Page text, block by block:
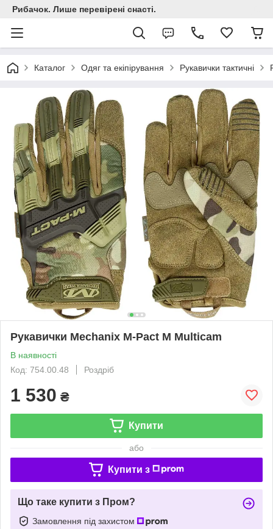
Рибачок. Лише перевірені снасті.
Каталог Одяг та екіпірування Рукавички тактичні
Рукавички Mechanix M-Pact M Multicam
В наявності
Код: 754.00.48
Роздріб
1 530 ₴
Купити
або
Купити з
Що таке купити з Пром?
Замовлення під захистом